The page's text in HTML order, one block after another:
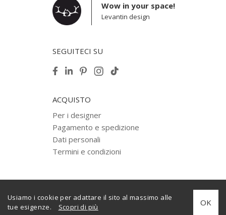
Wow in your space!
Levantin design
SEGUITECI SU
ACQUISTO
Per i designer
Pagamento e spedizione
Dati personali
Termini e condizioni
© 2012–2025 Levantin design diritto d'autore. Tutti i diritti riservati.
Creato da
Usiamo i cookie per adattare il sito al massimo alle
tue esigenze.
Scopri di più OK